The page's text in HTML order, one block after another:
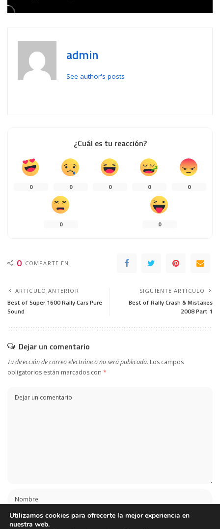
admin
See author's posts
¿Cuál es tu reacción?
0 0 0 0 0
0 0
0 COMPARTE EN
ARTICULO ANTERIOR
Best of Super 1600 Rally Cars Pure
Sound
SIGUIENTE ARTICULO
Best of Rally Crash & Mistakes
2008 Part 1
Dejar un comentario
Tu dirección de correo electrónico no será publicada. Los campos
obligatorios están marcados con *
Utilizamos cookies para ofrecerte la mejor experiencia en
nuestra web.